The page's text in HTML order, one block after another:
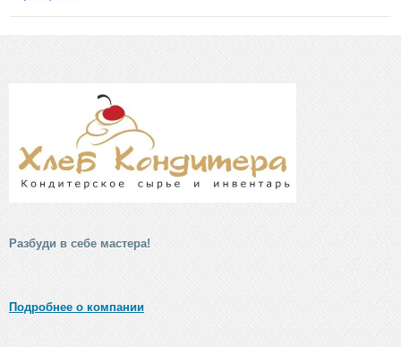
Разбуди в себе мастера!
Подробнее о компании